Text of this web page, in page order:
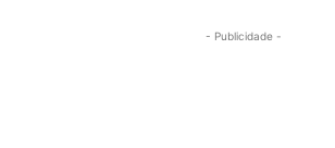
- Publicidade -